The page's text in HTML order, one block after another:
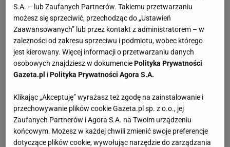
tenisowych marzeniach
"Przysiadła się do tych najlepszych"
Komentator Canal+ Sport Żelisław Żyżyński
porównał sukces Chwalińskiej do kariery
Lewandowskiego, który zasiadł do jednego stołu z
Messim i Ronaldo. Zdaniem dziennikarza tenisistka
może się czuć w czołówce, bez żadnego
skrępowania. W pełni zasłużyła na taki sukces.
S.A. – lub Zaufanych Partnerów. Takiemu przetwarzaniu
możesz się sprzeciwić, przechodząc do „Ustawień
Zaawansowanych” lub przez kontakt z administratorem – w
zależności od zakresu sprzeciwu i podmiotu, wobec którego
jest kierowany. Więcej informacji o przetwarzaniu danych
osobowych znajdziesz w dokumenciePolityka Prywatności
Gazeta.pl iPolityka Prywatności Agora S.A.
Klikając „Akceptuję” wyrażasz też zgodę na zainstalowanie i
przechowywanie plików cookie Gazeta.pl sp. z o.o., jej
Zaufanych Partnerów i Agora S.A. na Twoim urządzeniu
końcowym. Możesz w każdej chwili zmienić swoje preferencje
dotyczące plików cookie, wywołując narzędzie do zarządzania